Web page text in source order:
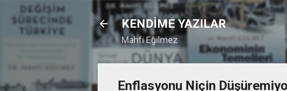
KENDİME YAZILAR
Mahfi Eğilmez
Enflasyonu Niçin